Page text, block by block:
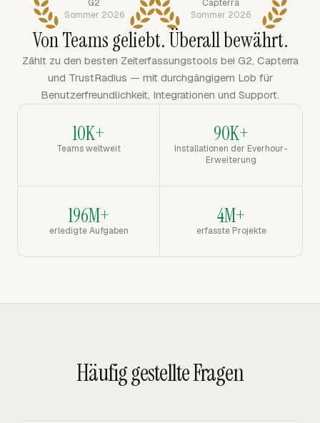
G2
Sommer 2026
Capterra
Sommer 2026
Von Teams geliebt. Überall bewährt.
Zählt zu den besten Zeiterfassungstools bei G2, Capterra
und TrustRadius — mit durchgängigem Lob für
Benutzerfreundlichkeit, Integrationen und Support.
10K+
Teams weltweit
90K+
Installationen der Everhour-
Erweiterung
196M+
erledigte Aufgaben
4M+
erfasste Projekte
Häufig gestellte Fragen